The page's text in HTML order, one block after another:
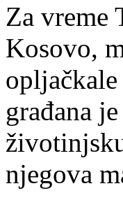
Za vreme
Kosovo,
opljačkale
građana
njegova